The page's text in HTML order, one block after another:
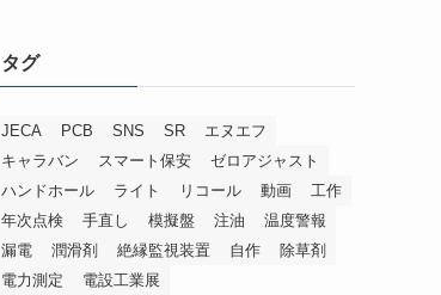
タグ
JECA PCB SNS SR
エヌエフ
キャラバン
スマート保安
ゼロアジャスト
ハンドホール
ライト リコール 動画
工作
年次点検
手直し 模擬盤 注油
温度警報
漏電
潤滑剤 絶縁監視装置 自作
除草剤
電力測定
電設工業展